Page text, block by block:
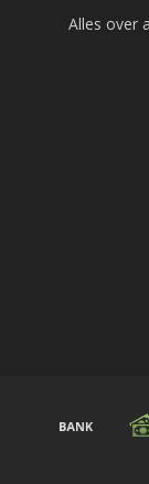
Alles over